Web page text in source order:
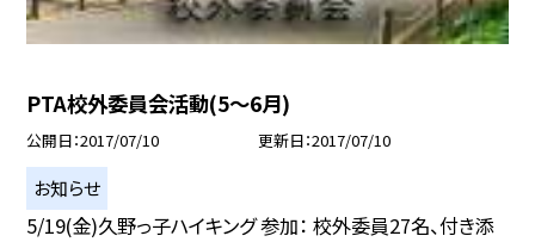
PTA校外委員会活動(5〜6月)
公開日 2017/07/10 更新日 2017/07/10
お知らせ
5/19(金)久野っ子ハイキング 参加： 校外委員27名、付き添